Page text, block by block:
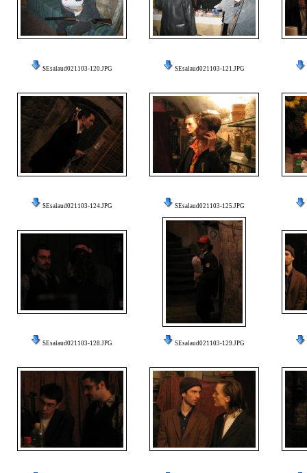
SEsalaud021103-120.JPG SEsalaud021103-121.JPG
SEsalaud021103-124.JPG SEsalaud021103-125.JPG
SEsalaud021103-128.JPG SEsalaud021103-129.JPG